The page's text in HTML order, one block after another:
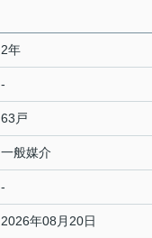
2年
-
63戸
一般媒介
-
2026年08月20日